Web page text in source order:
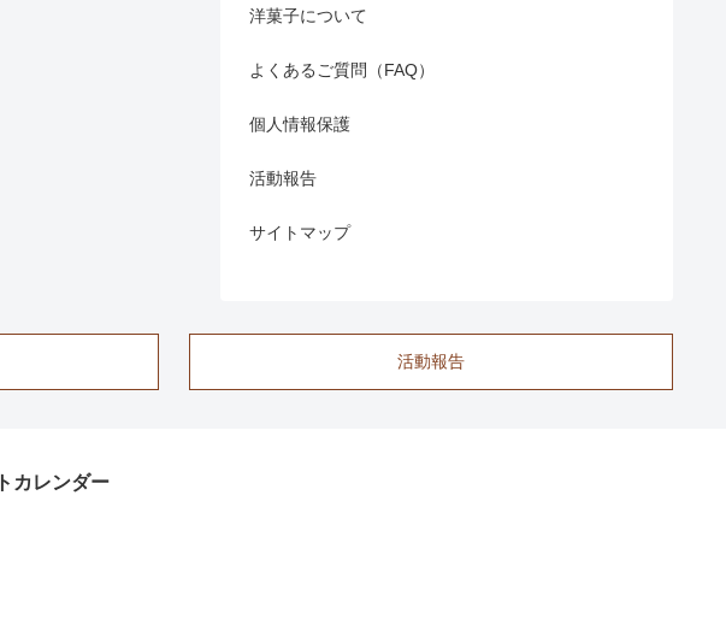
洋菓子について
よくあるご質問（FAQ）
個人情報保護
活動報告
サイトマップ
活動報告
カレンダー